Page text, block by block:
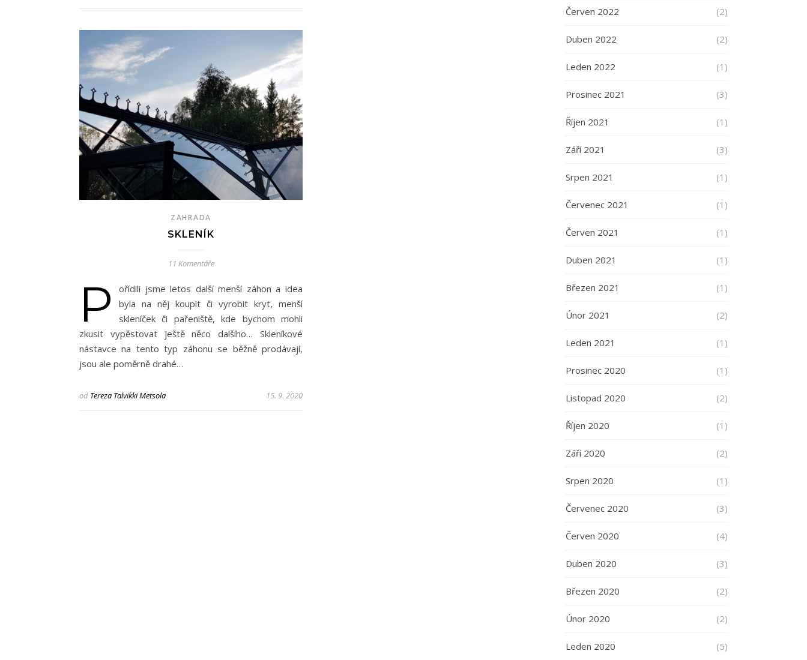
ZAHRADA
SKLENÍK
11 Komentáře
P
ořídili jsme letos další menší záhon a idea
byla na něj koupit či vyrobit kryt, menší
skleníček či pařeniště, kde bychom mohli
zkusit vypěstovat ještě něco dalšího… Skleníkové
nástavce na tento typ záhonu se běžně prodávají,
jsou ale poměrně drahé…
od Tereza Talvikki Metsola 15. 9. 2020
Červen 2022 (2)
Duben 2022 (2)
Leden 2022 (1)
Prosinec 2021 (3)
Říjen 2021 (1)
Září 2021 (3)
Srpen 2021 (1)
Červenec 2021 (1)
Červen 2021 (1)
Duben 2021 (1)
Březen 2021 (1)
Únor 2021 (2)
Leden 2021 (1)
Prosinec 2020 (1)
Listopad 2020 (2)
Říjen 2020 (1)
Září 2020 (2)
Srpen 2020 (1)
Červenec 2020 (3)
Červen 2020 (4)
Duben 2020 (3)
Březen 2020 (2)
Únor 2020 (2)
Leden 2020 (5)